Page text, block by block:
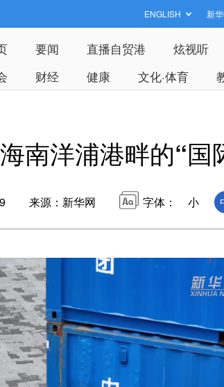
ENGLISH 新
要闻 直播自贸港 炫视听
财经 健康 文化·体育
海南洋浦港畔的“国
来源：新华网 字体： 小